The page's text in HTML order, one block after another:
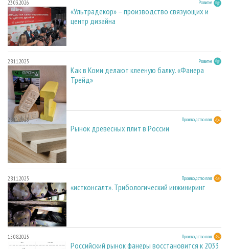
23.03.2026 Развитие
«Ультрадекор» – производство связующих и
центр дизайна
28.11.2025 Развитие
Как в Коми делают клееную балку. «Фанера
Трейд»
28.11.2025 Производство плит
Рынок древесных плит в России
28.11.2025 Производство плит
«истконсалт». Трибологический инжиниринг
15.08.2025 Производство плит
Российский рынок фанеры восстановится к 2033